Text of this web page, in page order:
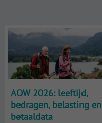
AOW 2026: leeftijd,
bedragen, belasting en
betaaldata